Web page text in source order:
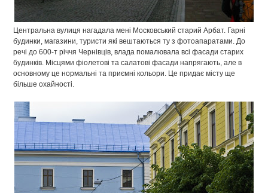
Центральна вулиця нагадала мені Московський старий Арбат. Гарні
будинки, магазини, туристи які вештаються ту з фотоапаратами. До
речі до 600-т річчя Чернівців, влада помалювала всі фасади старих
будинків. Місцями фіолетові та салатові фасади напрягають, але в
основному це нормальні та приємні кольори. Це придає місту ще
більше охайності.